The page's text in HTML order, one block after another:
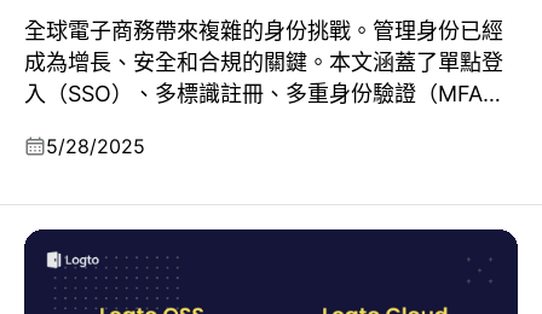
全球電子商務帶來複雜的身份挑戰。管理身份已經
成為增長、安全和合規的關鍵。本文涵蓋了單點登
入（SSO）、多標識註冊、多重身份驗證（MFA）
5/28/2025
身份驗證提供者：Logto OSS 與 Logto Cloud